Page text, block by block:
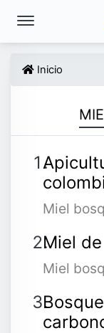
Inicio
Miel
Miel
Miel